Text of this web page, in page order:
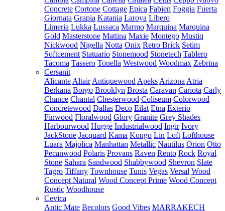
Concrete Cortone Cottage Epica Fabien Foggia Fuerta
Giornata Grapia Katania Laroya Libero
Limeria Lukka Lussaca Marmo Marquina Marquina
Gold Masterstone Mattina Maxie Montego Mustiq
Nickwood Nigella Notta Onix Retro Brick Setim
Softcement Statuario Stonemood Stonetech Tablero
Tacoma Tassero Tonella Westwood Woodmax Zebrina
Cersanit
Alicante Altair Antiquewood Apeks Arizona Atria
Berkana Borgo Brooklyn Brosta Caravan Cariota Carly
Chance Chantal Chesterwood Coliseum Colorwood
Concretewood Dallas Deco Eilat Etna Exterio
Finwood Floralwood Glory Granite Grey Shades
Harbourwood Hugge Industrialwood Ingir Ivory
JackStone Jacquard Kama Kongo Lin Loft Lofthouse
Luara Majolica Manhattan Metallic Nautilus Orion Otto
Pecanwood Polaris Provans Raven Rento Rock Royal
Stone Sahara Sandwood Shabbywood Shevron Slate
Tagro Tiffany Townhouse Tunis Vegas Versal Wood
Concept Natural Wood Concept Prime Wood Concept
Rustic Woodhouse
Cevica
Antic Mate Becolors Good Vibes MARRAKECH